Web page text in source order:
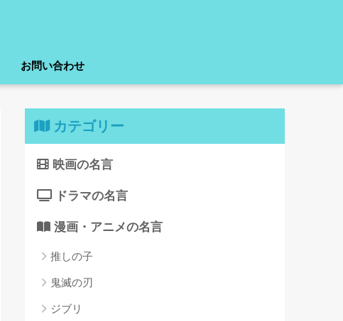
お問い合わせ
カテゴリー
映画の名言
ドラマの名言
漫画・アニメの名言
推しの子
鬼滅の刃
ジブリ